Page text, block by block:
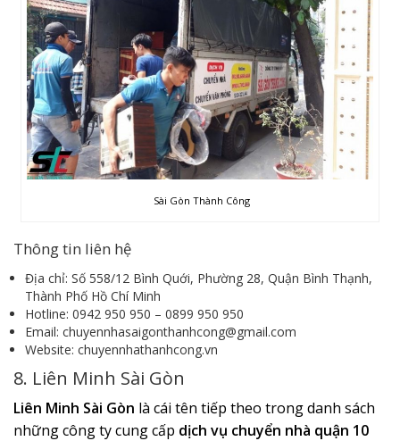
Sài Gòn Thành Công
Thông tin liên hệ
Địa chỉ: Số 558/12 Bình Quới, Phường 28, Quận Bình Thạnh,
Thành Phố Hồ Chí Minh
Hotline: 0942 950 950 – 0899 950 950
Email: chuyennhasaigonthanhcong@gmail.com
Website: chuyennhathanhcong.vn
8. Liên Minh Sài Gòn
Liên Minh Sài Gòn là cái tên tiếp theo trong danh sách
những công ty cung cấp dịch vụ chuyển nhà quận 10